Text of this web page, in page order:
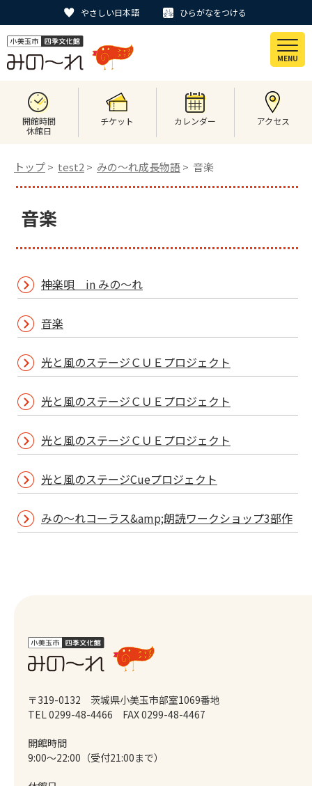
やさしい日本語 ひらがなをつける
MENU
開館時間
休館日
チケット カレンダー アクセス
トップ> test2 > みの〜れ成長物語> 音楽
音楽
神楽唄 in みの～れ
音楽
光と風のステージＣＵＥプロジェクト
光と風のステージＣＵＥプロジェクト
光と風のステージＣＵＥプロジェクト
光と風のステージCueプロジェクト
みの～れコーラス&amp;朗読ワークショップ3部作
〒319-0132 茨城県小美玉市部室1069番地
TEL 0299-48-4466
FAX 0299-48-4467
開館時間
9:00～22:00（受付21:00まで）